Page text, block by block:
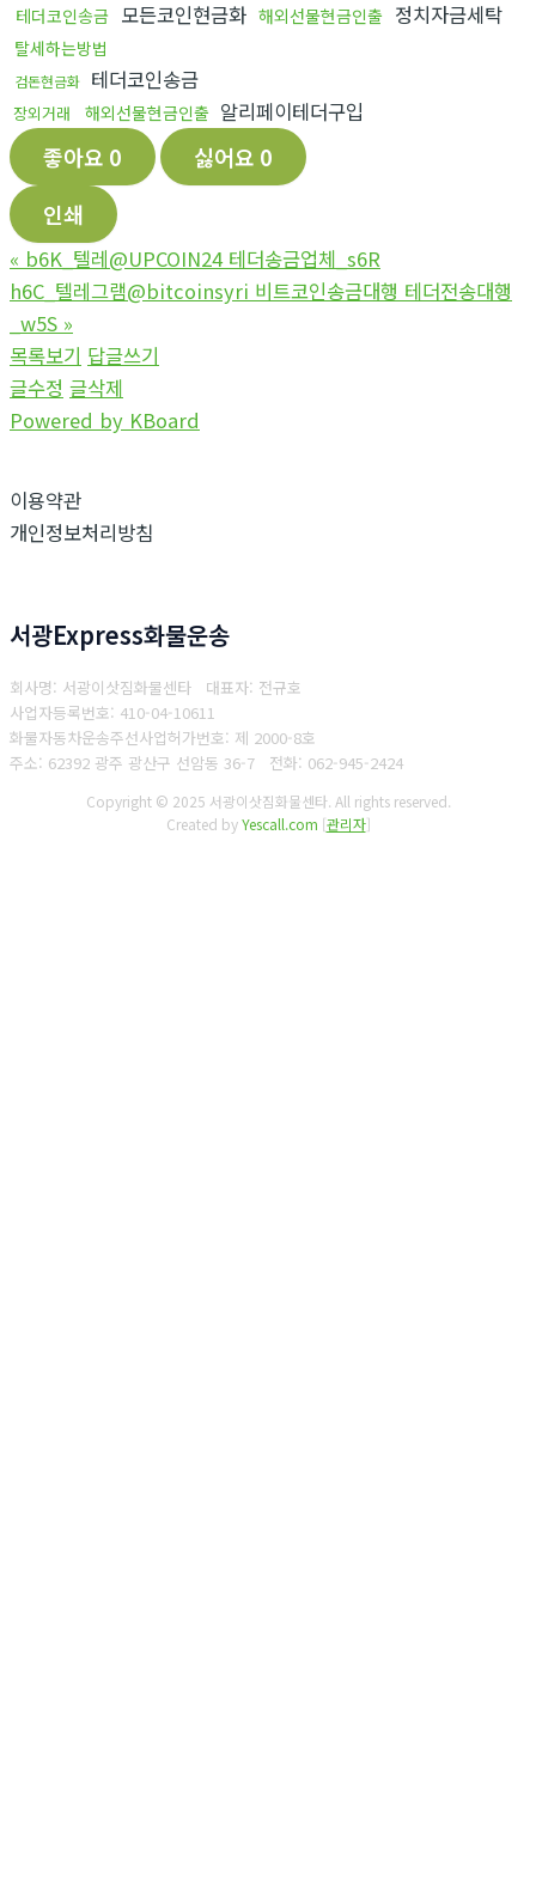
테더코인송금 모든코인현금화 해외선물현금인출 정치자금세탁
탈세하는방법
검돈현금화 테더코인송금
장외거래 해외선물현금인출 알리페이테더구입
좋아요 0 싫어요 0
인쇄
« b6K_텔레@UPCOIN24 테더송금업체_s6R
h6C_텔레그램@bitcoinsyri 비트코인송금대행 테더전송대행
_w5S »
목록보기 답글쓰기
글수정 글삭제
Powered by KBoard
이용약관
개인정보처리방침
서광Express화물운송
회사명: 서광이삿짐화물센타 대표자: 전규호
사업자등록번호: 410-04-10611
화물자동차운송주선사업허가번호: 제 2000-8호
주소: 62392 광주 광산구 선암동 36-7 전화: 062-945-2424
Copyright © 2025 서광이삿짐화물센타. All rights reserved.
Created byYescall.com [관리자]